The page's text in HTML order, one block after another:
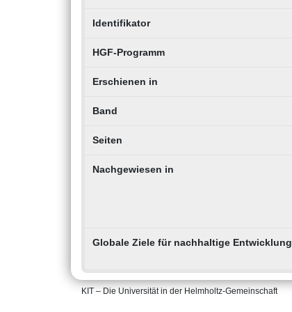
Identifikator
HGF-Programm
Erschienen in
Band
Seiten
Nachgewiesen in
Globale Ziele für nachhaltige Entwicklung
KIT – Die Universität in der Helmholtz-Gemeinschaft